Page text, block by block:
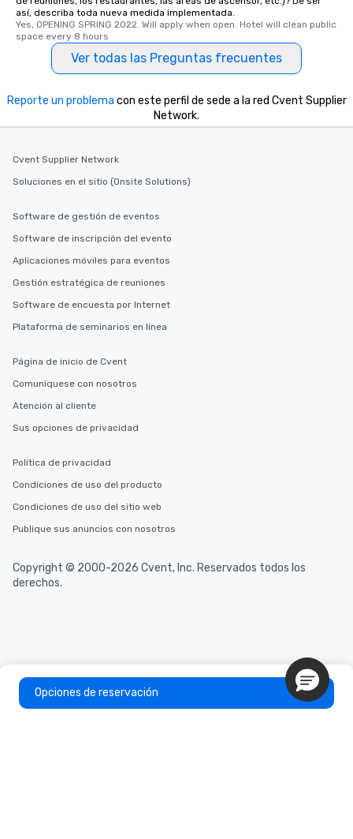
así, describa toda nueva medida implementada.
Yes, OPENING SPRING 2022. Will apply when open. Hotel will clean public
space every 8 hours
Ver todas las Preguntas frecuentes
Opciones de reservación
Reporte un problema con este perfil de sede a la red Cvent Supplier
Network.
Cvent Supplier Network
Soluciones en el sitio (Onsite Solutions)
Software de gestión de eventos
Software de inscripción del evento
Aplicaciones móviles para eventos
Gestión estratégica de reuniones
Software de encuesta por Internet
Plataforma de seminarios en línea
Página de inicio de Cvent
Comuníquese con nosotros
Atención al cliente
Sus opciones de privacidad
Política de privacidad
Condiciones de uso del producto
Condiciones de uso del sitio web
Publique sus anuncios con nosotros
Copyright © 2000-2026 Cvent, Inc. Reservados todos los
derechos.